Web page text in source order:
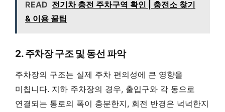
READ 전기차 충전 주차구역 확인 | 충전소 찾기
& 이용 꿀팁
2. 주차장 구조 및 동선 파악
주차장의 구조는 실제 주차 편의성에 큰 영향을
미칩니다. 지하 주차장의 경우, 출입구와 각 동으로
연결되는 통로의 폭이 충분한지, 회전 반경은 넉넉한지